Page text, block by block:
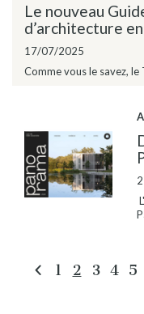
Le nouveau
d’architecture
17/07/2025
Comme vous le savez,
1 2 3 4 5